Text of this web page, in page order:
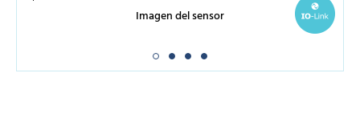
Imagen del sensor